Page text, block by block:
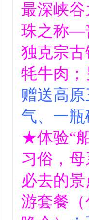
最深峡
珠之称—
独克宗
牦牛肉
赠送高
气、一
★体验“
习俗，
必去的
游套餐